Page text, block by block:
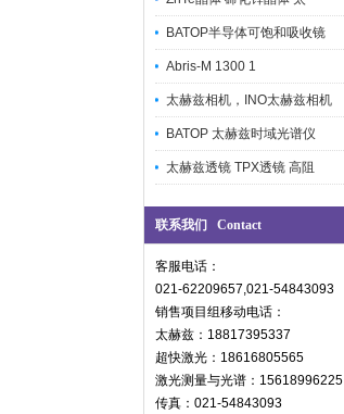
BATOP半导体可饱和吸收镜
Abris-M 1300 1
太赫兹相机，INO太赫兹相机
BATOP 太赫兹时域光谱仪
太赫兹透镜 TPX透镜 高阻
联系我们 Contact
客服电话：
021-62209657,021-54843093
销售项目组移动电话：
太赫兹：18817395337
超快激光：18616805565
激光测量与光谱：15618996225
传真：021-54843093